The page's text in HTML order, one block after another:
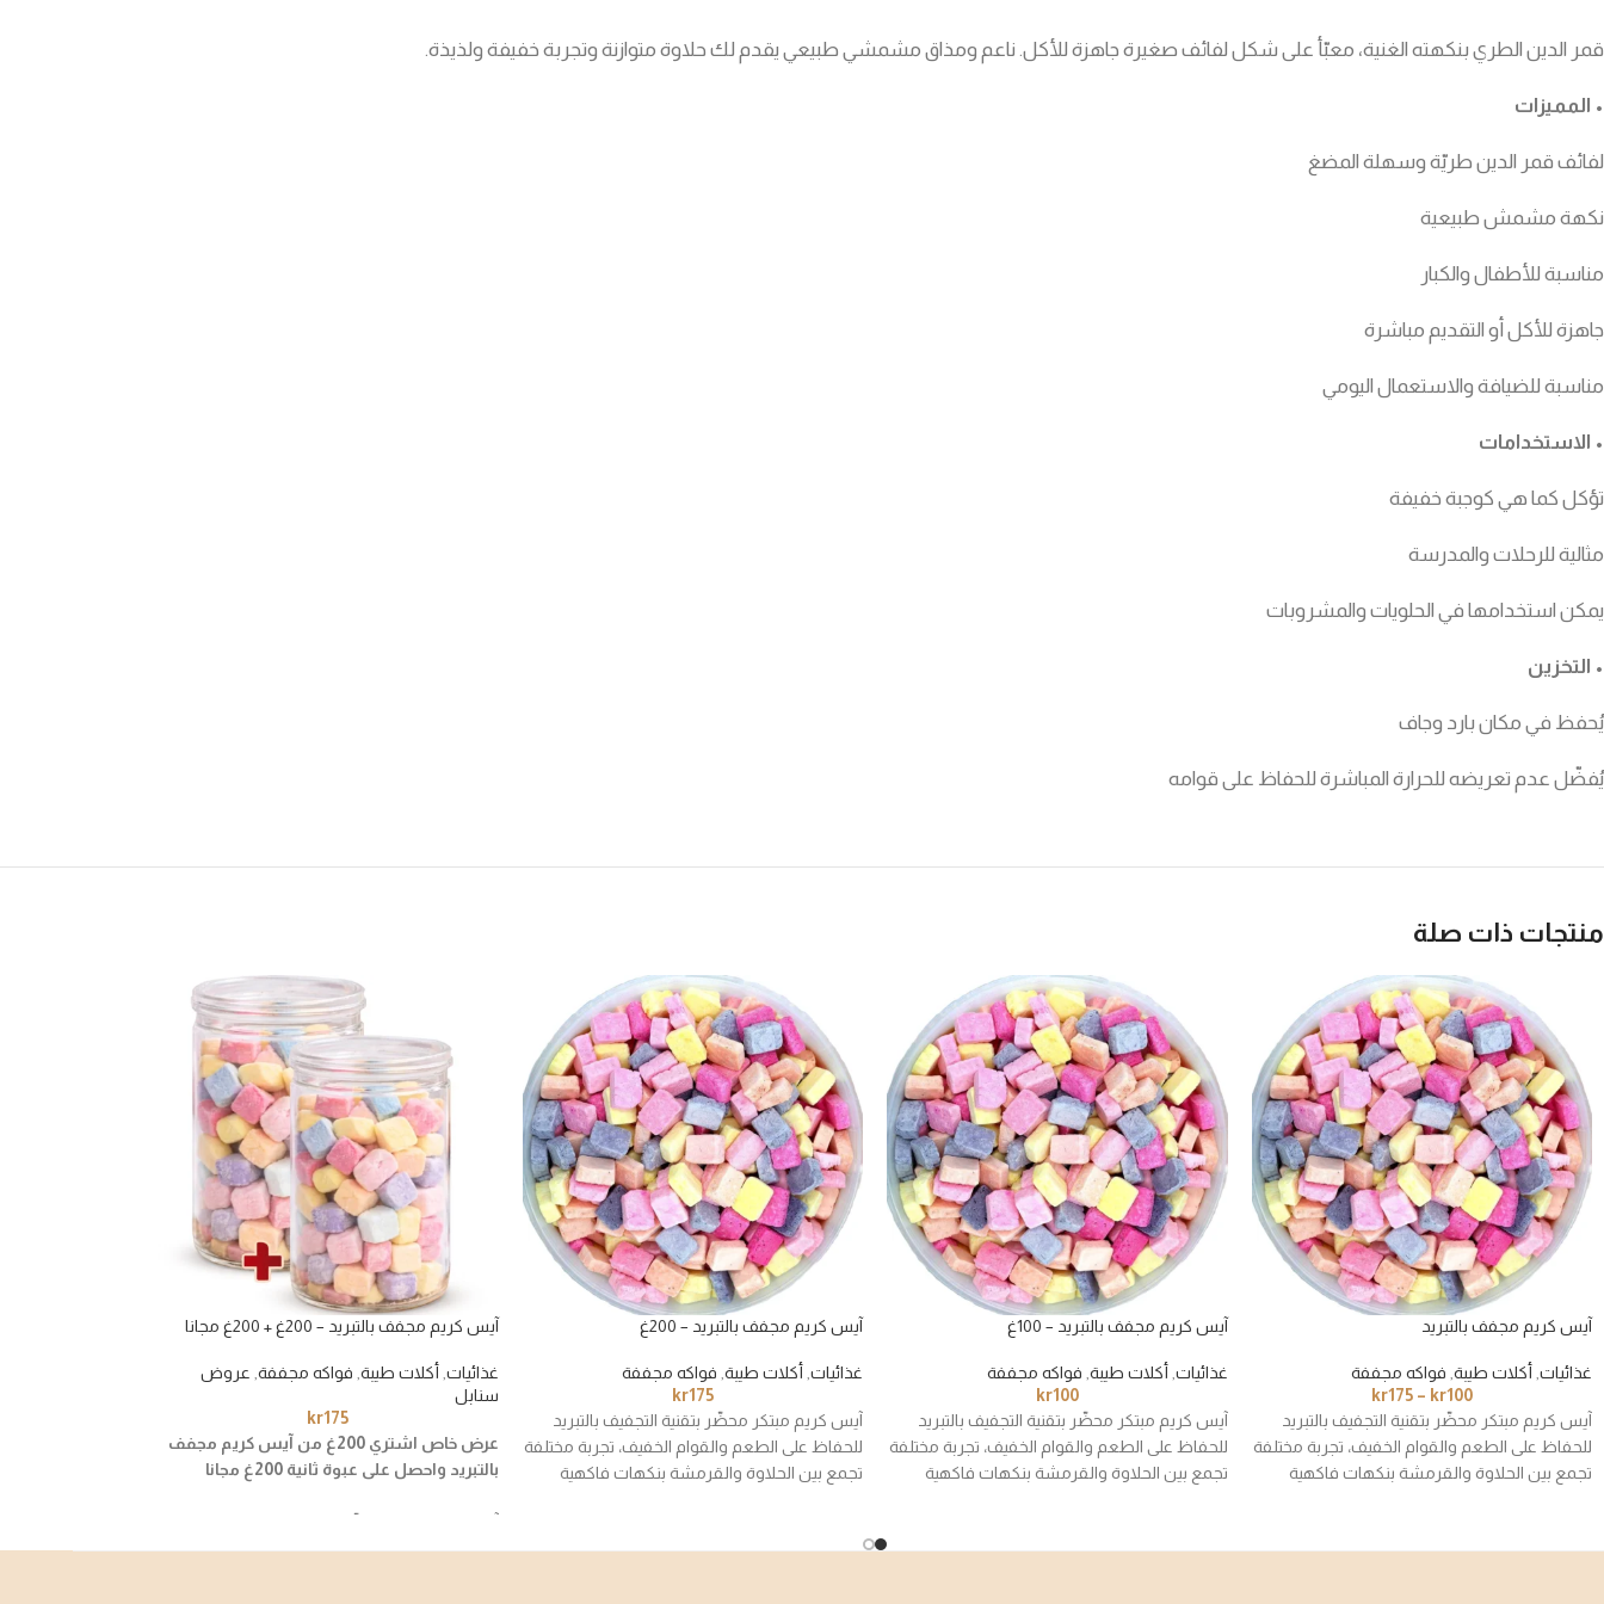
قمر الدين الطري بنكهته الغنية، معبّأ على شكل لفائف صغيرة جاهزة للأكل. ناعم ومذاق مشمشي طبيعي يقدم لك حلاوة متوازنة وتجربة خفيفة ولذيذة.
• المميزات
لفائف قمر الدين طريّة وسهلة المضغ
نكهة مشمش طبيعية
مناسبة للأطفال والكبار
جاهزة للأكل أو التقديم مباشرة
مناسبة للضيافة والاستعمال اليومي
• الاستخدامات
تؤكل كما هي كوجبة خفيفة
مثالية للرحلات والمدرسة
يمكن استخدامها في الحلويات والمشروبات
• التخزين
يُحفظ في مكان بارد وجاف
يُفضّل عدم تعريضه للحرارة المباشرة للحفاظ على قوامه
منتجات ذات صلة
آيس كريم مجفف بالتبريد
غذائيات, أكلات طيبة, فواكه مجففة
kr100
–
kr175
آيس كريم مبتكر محضّر بتقنية التجفيف بالتبريد
للحفاظ على الطعم والقوام الخفيف، تجربة مختلفة
تجمع بين الحلاوة والقرمشة بنكهات فاكهية
آيس كريم مجفف بالتبريد – 100غ
غذائيات, أكلات طيبة, فواكه مجففة
kr100
آيس كريم مبتكر محضّر بتقنية التجفيف بالتبريد
للحفاظ على الطعم والقوام الخفيف، تجربة مختلفة
تجمع بين الحلاوة والقرمشة بنكهات فاكهية
آيس كريم مجفف بالتبريد – 200غ
غذائيات, أكلات طيبة, فواكه مجففة
kr175
آيس كريم مبتكر محضّر بتقنية التجفيف بالتبريد
للحفاظ على الطعم والقوام الخفيف، تجربة مختلفة
تجمع بين الحلاوة والقرمشة بنكهات فاكهية
آيس كريم مجفف بالتبريد – 200غ + 200غ مجانا
غذائيات, أكلات طيبة, فواكه مجففة, عروض
سنابل
kr175
عرض خاص اشتري 200غ من آيس كريم مجفف
بالتبريد واحصل على عبوة ثانية 200غ مجانا
للحفاظ على الطعم والقوام الخفيف، تجربة مختلفة